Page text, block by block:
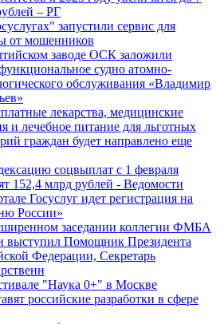
– РГ
запустили сервис для
от мошенников
заводе ОСК заложили
судно атомно-
обслуживания «Владимир
лекарства, медицинские
и лечебное питание для льготных
граждан будет направлено еще
соцвыплат с 1 февраля
152,4 млрд рублей - Ведомости
Госуслуг идет регистрация на
России»
заседании коллегии ФМБА
выступил Помощник Президента
Федерации, Секретарь
"Наука 0+" в Москве
российские разработки в сфере